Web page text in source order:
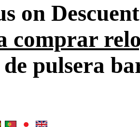
on
comprar
pulsera